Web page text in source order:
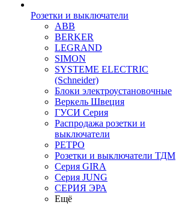
Розетки и выключатели
ABB
BERKER
LEGRAND
SIMON
SYSTEME ELECTRIC
(Schneider)
Блоки электроустановочные
Веркель Швеция
ГУСИ Серия
Распродажа розетки и
выключатели
РЕТРО
Розетки и выключатели ТДМ
Серия GIRA
Серия JUNG
СЕРИЯ ЭРА
Ещё